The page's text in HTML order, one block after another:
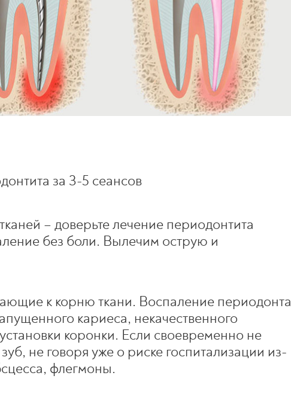
за 3-5 сеансов
– доверьте лечение периодонтита
без боли. Вылечим острую и
к корню ткани. Воспаление периодонта
кариеса, некачественного
коронки. Если своевременно не
не говоря уже о риске госпитализации из-
флегмоны.